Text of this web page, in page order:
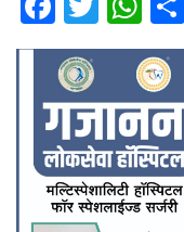
ce
b
o
ok
wi
er
h
at
sA
p
p